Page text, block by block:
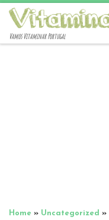
Vamos Vitaminar Portugal
Home » Uncategorized »